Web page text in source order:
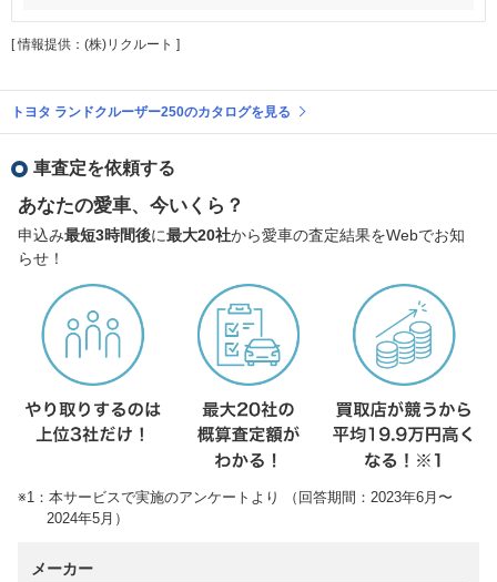
[ 情報提供：(株)リクルート ]
トヨタ ランドクルーザー250のカタログを見る
車査定を依頼する
あなたの愛車、今いくら？
申込み最短3時間後に最大20社から愛車の査定結果をWebでお知
らせ！
※1：本サービスで実施のアンケートより （回答期間：2023年6月〜
2024年5月）
メーカー